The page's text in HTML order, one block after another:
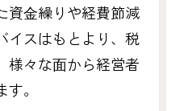
資⾦繰りや経費節減
イスはもとより、税
様々な⾯から経営者
。